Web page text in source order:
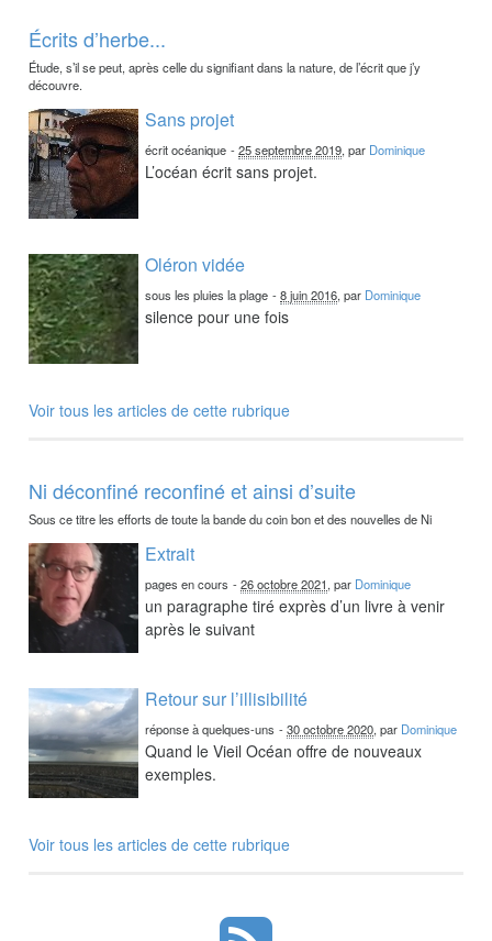
Écrits d’herbe...
Étude, s’il se peut, après celle du signifiant dans la nature, de l’écrit que j’y
découvre.
Sans projet
écrit océanique -25 septembre 2019, par Dominique
L’océan écrit sans projet.
Oléron vidée
sous les pluies la plage -8 juin 2016, par Dominique
silence pour une fois
Voir tous les articles de cette rubrique
Ni déconfiné reconfiné et ainsi d’suite
Sous ce titre les efforts de toute la bande du coin bon et des nouvelles de Ni
Extrait
pages en cours -26 octobre 2021, par Dominique
un paragraphe tiré exprès d’un livre à venir
après le suivant
Retour sur l’illisibilité
réponse à quelques-uns -30 octobre 2020, par Dominique
Quand le Vieil Océan offre de nouveaux
exemples.
Voir tous les articles de cette rubrique